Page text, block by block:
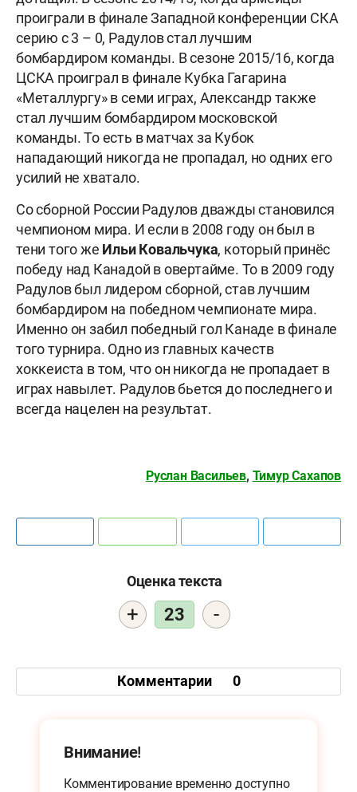
проиграли в финале Западной конференции СКА
серию с 3 – 0, Радулов стал лучшим
бомбардиром команды. В сезоне 2015/16, когда
ЦСКА проиграл в финале Кубка Гагарина
«Металлургу» в семи играх, Александр также
стал лучшим бомбардиром московской
команды. То есть в матчах за Кубок
нападающий никогда не пропадал, но одних его
усилий не хватало.
Со сборной России Радулов дважды становился
чемпионом мира. И если в 2008 году он был в
тени того же Ильи Ковальчука, который принёс
победу над Канадой в овертайме. То в 2009 году
Радулов был лидером сборной, став лучшим
бомбардиром на победном чемпионате мира.
Именно он забил победный гол Канаде в финале
того турнира. Одно из главных качеств
хоккеиста в том, что он никогда не пропадает в
играх навылет. Радулов бьется до последнего и
всегда нацелен на результат.
Руслан Васильев, Тимур Сахапов
Оценка текста
+ 23 -
Комментарии 0
Внимание!
Комментирование временно доступно